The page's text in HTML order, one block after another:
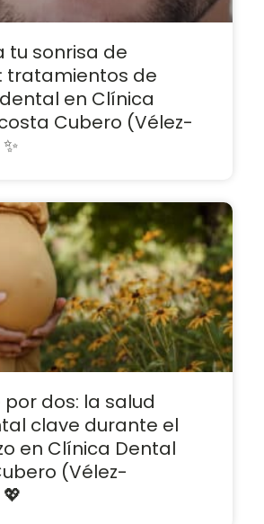
tu sonrisa de
tratamientos de
en Clínica
Cubero (Vélez-
por dos: la salud
clave durante el
en Clínica Dental
(Vélez-